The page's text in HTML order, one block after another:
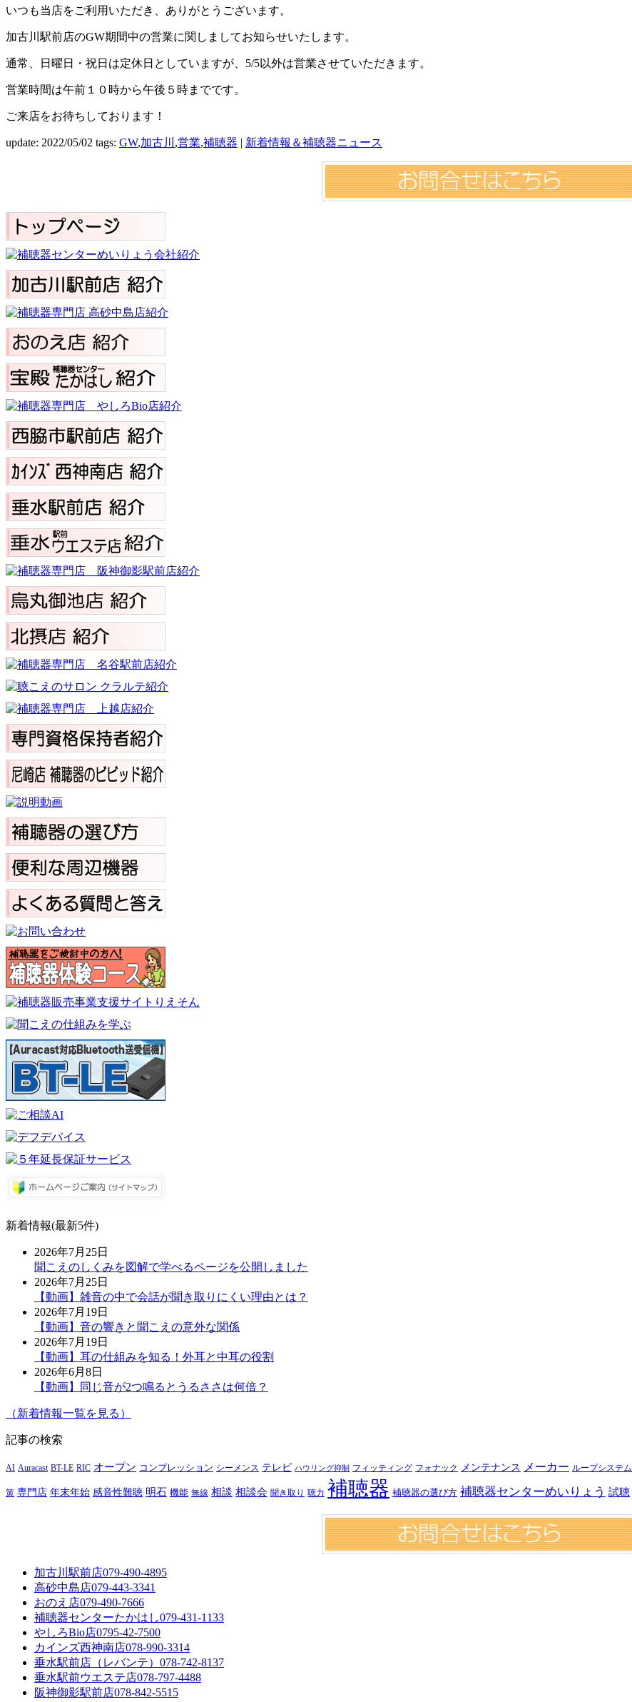
いつも当店をご利用いただき、ありがとうございます。
加古川駅前店のGW期間中の営業に関しましてお知らせいたします。
通常、日曜日・祝日は定休日としていますが、5/5以外は営業させていただきます。
営業時間は午前１０時から午後５時までです。
ご来店をお待ちしております！
update: 2022/05/02 tags: GW,加古川 ,営業,補聴器 | 新着情報＆補聴器ニュース
新着情報(最新5件)
2026年7月25日
聞こえのしくみを図解で学べるページを公開しました
2026年7月25日
【動画】雑音の中で会話が聞き取りにくい理由とは？
2026年7月19日
【動画】音の響きと聞こえの意外な関係
2026年7月19日
【動画】耳の仕組みを知る！外耳と中耳の役割
2026年6月8日
【動画】同じ音が2つ鳴るとうるささは何倍？
（新着情報一覧を見る）
記事の検索
AI Auracast BT-LE RIC オープン コンプレッション シーメンス テレビ ハウリング抑制 フィッティング フォナック メンテナンス メーカー ループシステム
策 専門店 年末年始 感音性難聴 明石 機能 無線 相談 相談会 聞き取り 聴力 補聴器 補聴器の選び方 補聴器センターめいりょう 試聴
加古川駅前店079-490-4895
高砂中島店079-443-3341
おのえ店079-490-7666
補聴器センターたかはし079-431-1133
やしろBio店0795-42-7500
カインズ西神南店078-990-3314
垂水駅前店（レバンテ） 078-742-8137
垂水駅前ウエステ店078-797-4488
阪神御影駅前店078-842-5515